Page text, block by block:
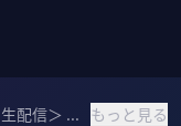
＜6/30(火)8時00分から生配信＞ 日本vsブラジルをレビューしました。 これは、アーカイブ映像です。 ＜ゲスト＞ 木崎伸也｜スポーツライター 1975年、東京都生まれ。2002年夏にオランダへ移住。翌2003年から6年間、ドイツを拠点に欧州サッカーを取材。スポーツ誌『Number』はじめ、各メディアに寄稿。最新刊は小説『アイム・ブルー』。2018年10月よりサッカーカンボジア代表のスタッフに。 ミムラユウスケ｜スポーツライター 2006年7月にスポーツライターとしての活動をはじめ、2009年1月にドイツへ渡る。ドイツを中心にヨーロッパで取材。2016年9月22日より、拠点を再び日本に移す。 ＜サムネイル＞ 写真：新華社/アフロ もっと見る